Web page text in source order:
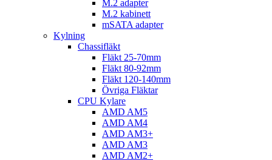
M.2 adapter
M.2 kabinett
mSATA adapter
Kylning
Chassifläkt
Fläkt 25-70mm
Fläkt 80-92mm
Fläkt 120-140mm
Övriga Fläktar
CPU Kylare
AMD AM5
AMD AM4
AMD AM3+
AMD AM3
AMD AM2+